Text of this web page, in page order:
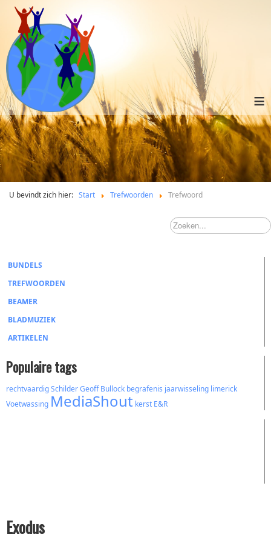
≡
U bevindt zich hier: Start Trefwoorden Trefwoord
BUNDELS
TREFWOORDEN
BEAMER
BLADMUZIEK
ARTIKELEN
Populaire tags
rechtvaardigSchilderGeoff Bullock begrafenis jaarwisseling limerick
Voetwassing MediaShout kerst E&R
Exodus